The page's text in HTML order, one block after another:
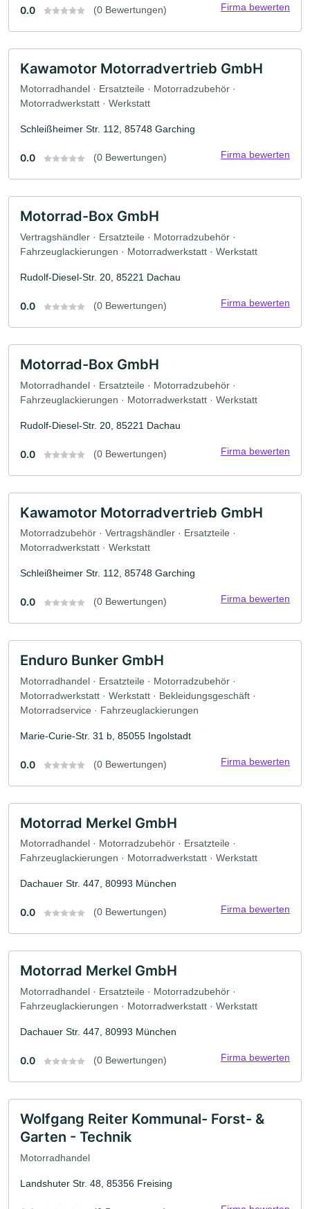
0.0 (0 Bewertungen) Firma bewerten
Kawamotor Motorradvertrieb GmbH
Motorradhandel · Ersatzteile · Motorradzubehör ·
Motorradwerkstatt · Werkstatt
Schleißheimer Str. 112, 85748 Garching
0.0 (0 Bewertungen) Firma bewerten
Motorrad-Box GmbH
Vertragshändler · Ersatzteile · Motorradzubehör ·
Fahrzeuglackierungen · Motorradwerkstatt · Werkstatt
Rudolf-Diesel-Str. 20, 85221 Dachau
0.0 (0 Bewertungen) Firma bewerten
Motorrad-Box GmbH
Motorradhandel · Ersatzteile · Motorradzubehör ·
Fahrzeuglackierungen · Motorradwerkstatt · Werkstatt
Rudolf-Diesel-Str. 20, 85221 Dachau
0.0 (0 Bewertungen) Firma bewerten
Kawamotor Motorradvertrieb GmbH
Motorradzubehör · Vertragshändler · Ersatzteile ·
Motorradwerkstatt · Werkstatt
Schleißheimer Str. 112, 85748 Garching
0.0 (0 Bewertungen) Firma bewerten
Enduro Bunker GmbH
Motorradhandel · Ersatzteile · Motorradzubehör ·
Motorradwerkstatt · Werkstatt · Bekleidungsgeschäft ·
Motorradservice · Fahrzeuglackierungen
Marie-Curie-Str. 31 b, 85055 Ingolstadt
0.0 (0 Bewertungen) Firma bewerten
Motorrad Merkel GmbH
Motorradhandel · Motorradzubehör · Ersatzteile ·
Fahrzeuglackierungen · Motorradwerkstatt · Werkstatt
Dachauer Str. 447, 80993 München
0.0 (0 Bewertungen) Firma bewerten
Motorrad Merkel GmbH
Motorradhandel · Ersatzteile · Motorradzubehör ·
Fahrzeuglackierungen · Motorradwerkstatt · Werkstatt
Dachauer Str. 447, 80993 München
0.0 (0 Bewertungen) Firma bewerten
Wolfgang Reiter Kommunal- Forst- &
Garten - Technik
Motorradhandel
Landshuter Str. 48, 85356 Freising